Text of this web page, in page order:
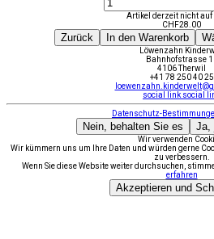
Artikel derzeit nicht auf
CHF28.00
Zurück In den Warenkorb
Löwenzahn
Bahnhofstrasse
4106 Therwil
+41 78 250 40 25
social link social
Datenschutz-
Nein, behalten Sie es Ja,
Wir verwenden
Wir kümmern uns um Ihre Daten und würden gerne
zu verbessern.
Wenn Sie diese Website weiter durchsuchen,
erfahren
Akzeptieren und